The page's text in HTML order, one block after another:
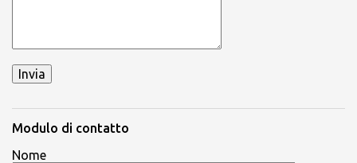
Modulo di contatto
Nome